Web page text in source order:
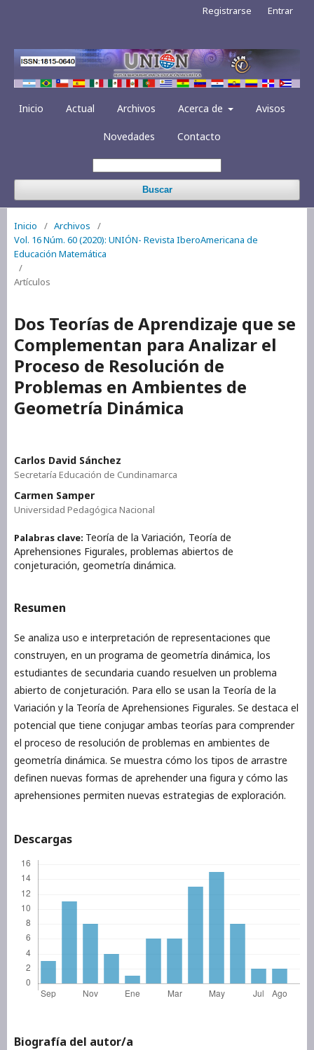
Inicio Actual Archivos Acerca de Avisos
Novedades Contacto
Buscar
Registrarse Entrar
Inicio / Archivos
/
Vol. 16 Núm. 60 (2020): UNIÓN- Revista IberoAmericana de
Educación Matemática
/
Artículos
Dos Teorías de Aprendizaje que se
Complementan para Analizar el
Proceso de Resolución de
Problemas en Ambientes de
Geometría Dinámica
Carlos David Sánchez
Secretaría Educación de Cundinamarca
Carmen Samper
Universidad Pedagógica Nacional
Palabras clave: Teoría de la Variación, Teoría de
Aprehensiones Figurales, problemas abiertos de
conjeturación, geometría dinámica.
Resumen
Se analiza uso e interpretación de representaciones que
construyen, en un programa de geometría dinámica, los
estudiantes de secundaria cuando resuelven un problema
abierto de conjeturación. Para ello se usan la Teoría de la
Variación y la Teoría de Aprehensiones Figurales. Se destaca el
potencial que tiene conjugar ambas teorías para comprender
el proceso de resolución de problemas en ambientes de
geometría dinámica. Se muestra cómo los tipos de arrastre
definen nuevas formas de aprehender una figura y cómo las
aprehensiones permiten nuevas estrategias de exploración.
Descargas
Biografía del autor/a